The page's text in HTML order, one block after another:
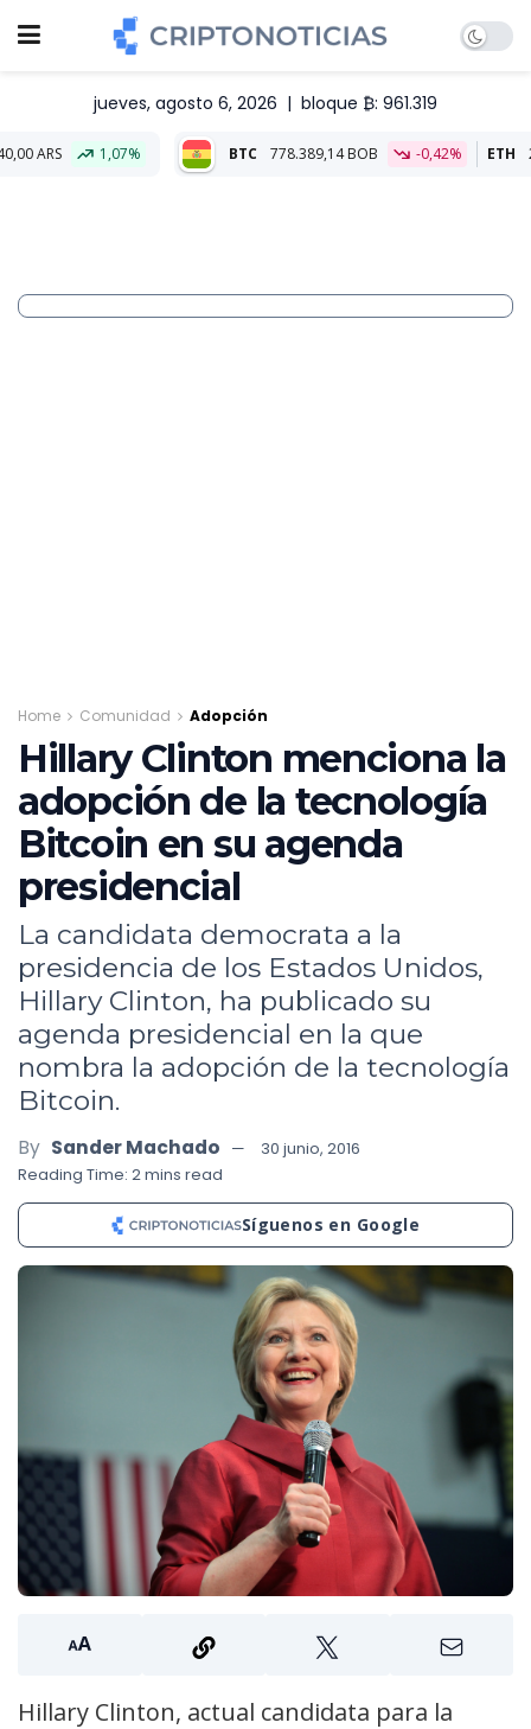
jueves, agosto 6, 2026 | bloque ₿: 961.319
1,07% BTC 778.389,14 BOB -0,42% ETH 22.905,52 BOB
Home Comunidad Adopción
Hillary Clinton menciona la
adopción de la tecnología
Bitcoin en su agenda
presidencial
La candidata democrata a la
presidencia de los Estados Unidos,
Hillary Clinton, ha publicado su
agenda presidencial en la que
nombra la adopción de la tecnología
Bitcoin.
By Sander Machado
30 junio, 2016
Reading Time: 2 mins read
Síguenos en Google
Hillary Clinton, actual candidata para la